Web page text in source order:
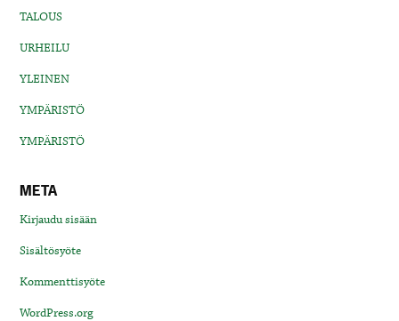
TALOUS
URHEILU
YLEINEN
YMPÄRISTÖ
YMPÄRISTÖ
META
Kirjaudu sisään
Sisältösyöte
Kommenttisyöte
WordPress.org